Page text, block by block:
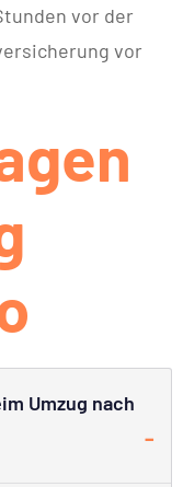
vor der
vor
Umzug nach